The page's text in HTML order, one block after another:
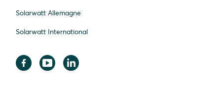
Solarwatt Allemagne
Solarwatt International